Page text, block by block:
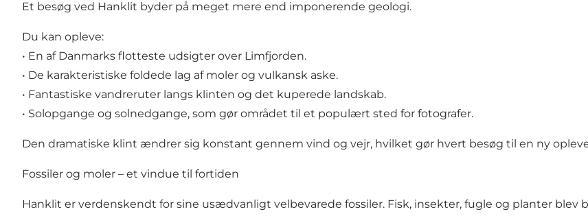
Et besøg ved Hanklit byder på meget mere end imponerende geologi.
Du kan opleve:
• En af Danmarks flotteste udsigter over Limfjorden.
• De karakteristiske foldede lag af moler og vulkansk aske.
• Fantastiske vandreruter langs klinten og det kuperede landskab.
• Solopgange og solnedgange, som gør området til et populært sted for fotografer.
Den dramatiske klint ændrer sig konstant gennem vind og vejr, hvilket gør hvert besøg til en ny
Fossiler og moler – et vindue til fortiden
Hanklit er verdenskendt for sine usædvanligt velbevarede fossiler. Fisk, insekter, fugle og planter blev